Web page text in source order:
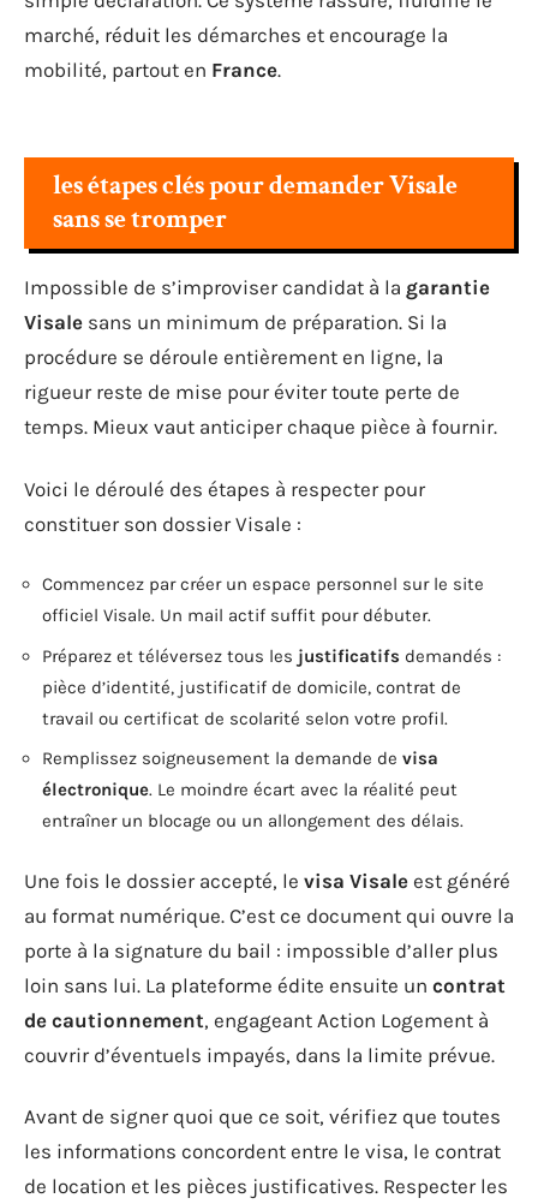
marché, réduit les démarches et encourage la
mobilité, partout en France.
les étapes clés pour demander Visale
sans se tromper
Impossible de s’improviser candidat à la garantie
Visale sans un minimum de préparation. Si la
procédure se déroule entièrement en ligne, la
rigueur reste de mise pour éviter toute perte de
temps. Mieux vaut anticiper chaque pièce à fournir.
Voici le déroulé des étapes à respecter pour
constituer son dossier Visale :
Commencez par créer un espace personnel sur le site
officiel Visale. Un mail actif suffit pour débuter.
Préparez et téléversez tous les justificatifs demandés :
pièce d’identité, justificatif de domicile, contrat de
travail ou certificat de scolarité selon votre profil.
Remplissez soigneusement la demande de visa
électronique. Le moindre écart avec la réalité peut
entraîner un blocage ou un allongement des délais.
Une fois le dossier accepté, le visa Visale est généré
au format numérique. C’est ce document qui ouvre la
porte à la signature du bail : impossible d’aller plus
loin sans lui. La plateforme édite ensuite un contrat
de cautionnement, engageant Action Logement à
couvrir d’éventuels impayés, dans la limite prévue.
Avant de signer quoi que ce soit, vérifiez que toutes
les informations concordent entre le visa, le contrat
de location et les pièces justificatives. Respecter les